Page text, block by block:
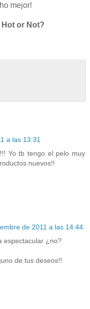
mejor!
Hot or Not?
a las 13:31
Yo tb tengo el pelo muy
nuevos!!
de 2011 a las 14:44
espectacular ¿no?
de tus deseos!!